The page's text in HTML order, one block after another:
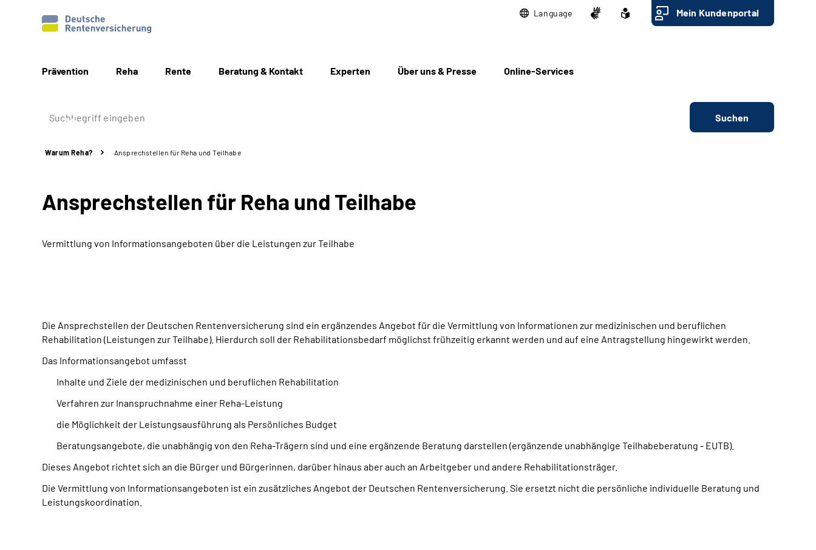
Language Mein Kundenportal
Prävention Reha Rente Beratung & Kontakt Experten Über uns & Presse Online-Services
Suchen
Warum Reha? Ansprechstellen für Reha und Teilhabe
Ansprechstellen für Reha und Teilhabe
Vermittlung von Informationsangeboten über die Leistungen zur Teilhabe
Die Ansprechstellen der Deutschen Rentenversicherung sind ein ergänzendes Angebot für die Vermittlung von Informationen zur medizinischen und beruflichen
Rehabilitation (Leistungen zur Teilhabe). Hierdurch soll der Rehabilitationsbedarf möglichst frühzeitig erkannt werden und auf eine Antragstellung hingewirkt werden.
Das Informationsangebot umfasst
Inhalte und Ziele der medizinischen und beruflichen Rehabilitation
Verfahren zur Inanspruchnahme einer Reha-Leistung
die Möglichkeit der Leistungsausführung als Persönliches Budget
Beratungsangebote, die unabhängig von den Reha-Trägern sind und eine ergänzende Beratung darstellen (ergänzende unabhängige Teilhabeberatung - EUTB).
Dieses Angebot richtet sich an die Bürger und Bürgerinnen, darüber hinaus aber auch an Arbeitgeber und andere Rehabilitationsträger.
Die Vermittlung von Informationsangeboten ist ein zusätzliches Angebot der Deutschen Rentenversicherung. Sie ersetzt nicht die persönliche individuelle Beratung und
Leistungskoordination.